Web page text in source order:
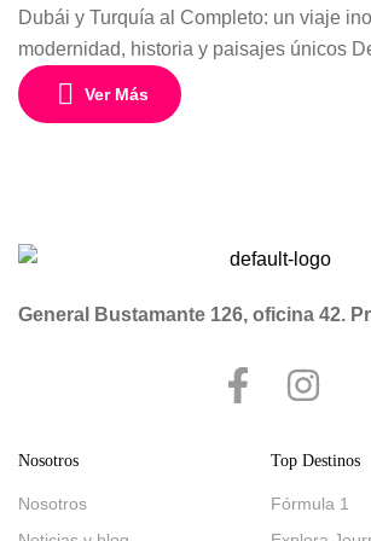
Dubái y Turquía al Completo: un viaje
modernidad, historia y paisajes únicos
destinos fascinantes en un circuito
experiencias inolvidables entre el lujo
Ver Más
General Bustamante 126, oficina 42.
Nosotros
Nosotros
Top Destinos
Fórmula 1